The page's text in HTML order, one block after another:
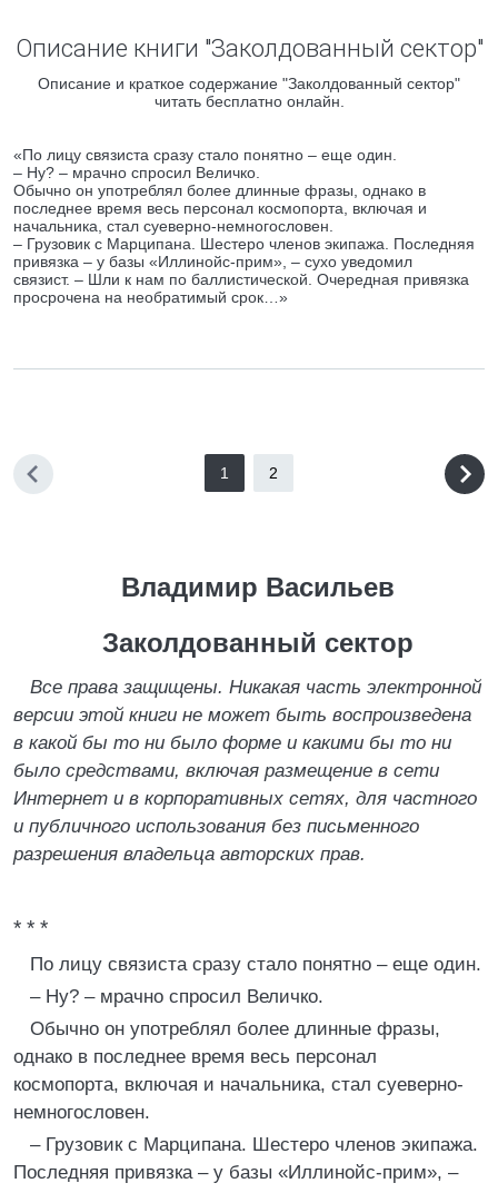
Описание книги "Заколдованный сектор"
Описание и краткое содержание "Заколдованный сектор"
читать бесплатно онлайн.
«По лицу связиста сразу стало понятно – еще один.
– Ну? – мрачно спросил Величко.
Обычно он употреблял более длинные фразы, однако в
последнее время весь персонал космопорта, включая и
начальника, стал суеверно-немногословен.
– Грузовик с Марципана. Шестеро членов экипажа. Последняя
привязка – у базы «Иллинойс-прим», – сухо уведомил
связист. – Шли к нам по баллистической. Очередная привязка
просрочена на необратимый срок…»
1 2
Владимир Васильев
Заколдованный сектор
Все права защищены. Никакая часть электронной
версии этой книги не может быть воспроизведена
в какой бы то ни было форме и какими бы то ни
было средствами, включая размещение в сети
Интернет и в корпоративных сетях, для частного
и публичного использования без письменного
разрешения владельца авторских прав.
* * *
По лицу связиста сразу стало понятно – еще один.
– Ну? – мрачно спросил Величко.
Обычно он употреблял более длинные фразы,
однако в последнее время весь персонал
космопорта, включая и начальника, стал суеверно-
немногословен.
– Грузовик с Марципана. Шестеро членов экипажа.
Последняя привязка – у базы «Иллинойс-прим», –